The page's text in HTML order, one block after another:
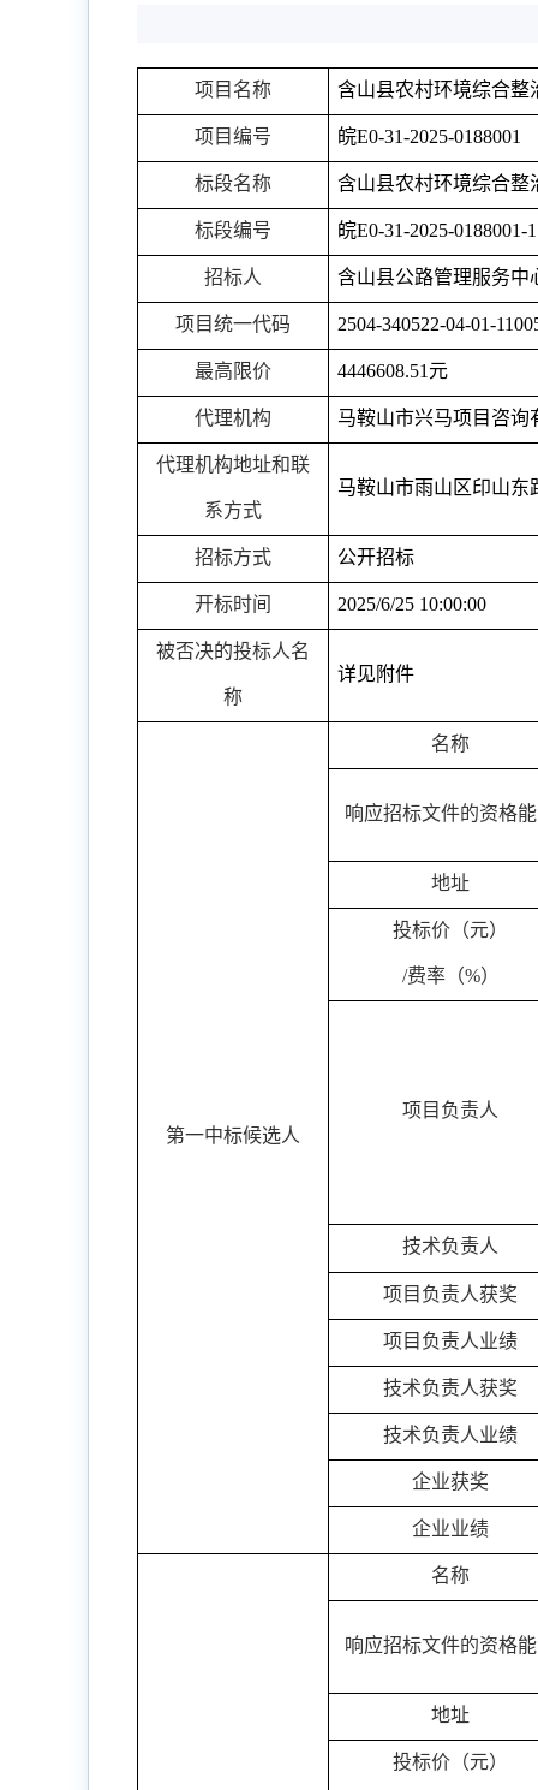
项目名称 含山县农村环境综合整
项目编号 皖E0-31-2025-0188001
标段名称 含山县农村环境综合整
标段编号 皖E0-31-2025-0188001-1
招标人 含山县公路管理服务中
项目统一代码 2504-340522-04-01-
最高限价 4446608.51 元
代理机构 马鞍山市兴马项目咨询
代理机构地址和联
系方式
马鞍山市雨山区印山东
招标方式 公开招标
开标时间 2025/6/25 10:00:00
被否决的投标人名
称
详见附件
第一中标候选人
名称
响应招标文件的资格
地址
投标价（元）
/费率（%）
项目负责人
技术负责人
项目负责人获奖
项目负责人业绩
技术负责人获奖
技术负责人业绩
企业获奖
企业业绩
名称
响应招标文件的资格
地址
投标价（元）